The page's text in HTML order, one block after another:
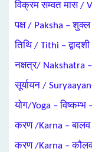
विक्रम सम्वत मास /
पक्ष / Paksha –
तिथि / Tithi –
नक्षत्र/ Nakshatra
सूर्यायन /
योग/Yoga –
करण /Karna –
करण /Karna –